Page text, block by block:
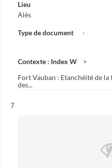
Lieu
Alès
Type de document -
Contexte : Index W
Fort Vauban : Etanchéité de
des...
Résultat n°
7